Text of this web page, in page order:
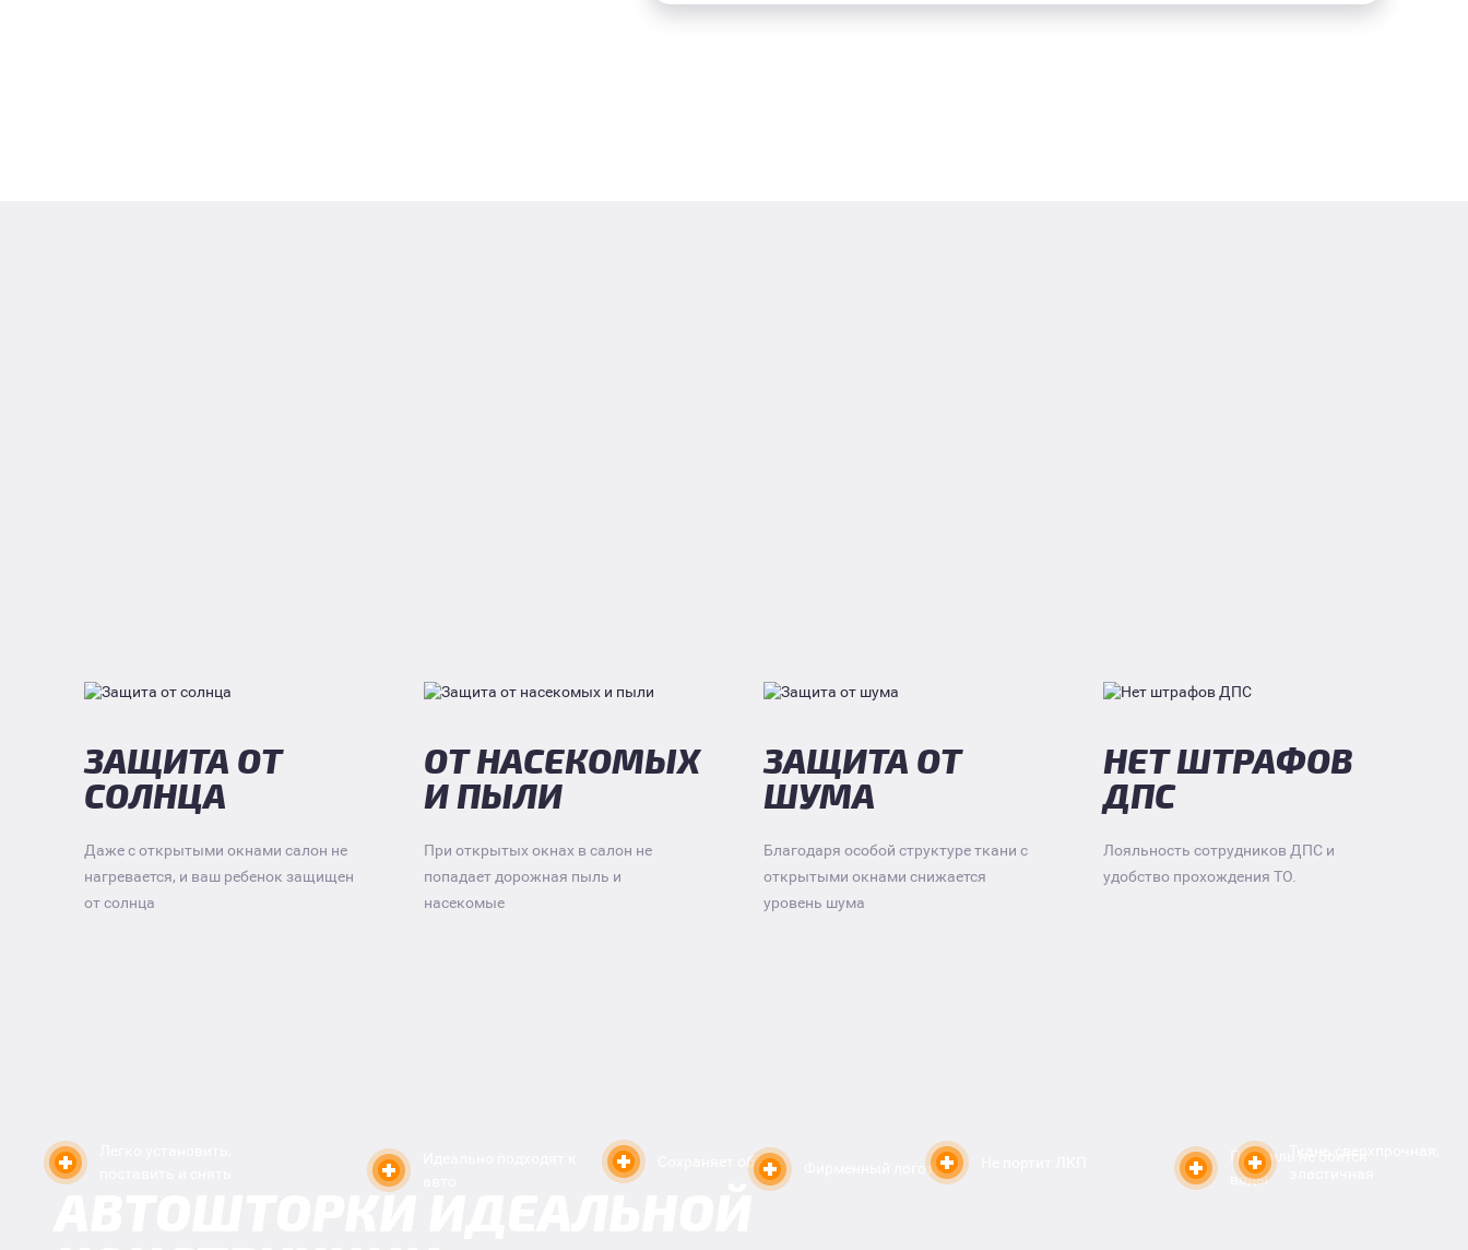
ЗАЩИТА ОТ
СОЛНЦА
Даже с открытыми окнами салон не
нагревается, и ваш ребенок защищен
от солнца
ОТ НАСЕКОМЫХ
И ПЫЛИ
При открытых окнах в салон не
попадает дорожная пыль и
насекомые
ЗАЩИТА ОТ
ШУМА
Благодаря особой структуре ткани с
открытыми окнами снижается
уровень шума
НЕТ ШТРАФОВ
ДПС
Лояльность сотрудников ДПС и
удобство прохождения ТО.
АВТОШТОРКИ ИДЕАЛЬНОЙ
Сохраняет обзор Фирменный логотип
Профиль не боится
воды